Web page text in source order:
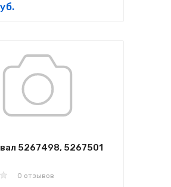
5267498, 5267501
0 отзывов